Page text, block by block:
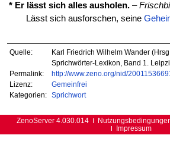
* Er lässt sich alles ausholen.–
Lässt sich ausforschen, seine
Quelle:
Karl Friedrich Wilhelm Wander
Sprichwörter-Lexikon, Band 1.
Permalink:
http://www.zeno.org/nid/
Lizenz:
Gemeinfrei
Kategorien:
Sprichwort
ZenoServer 4.030.014
Impressum